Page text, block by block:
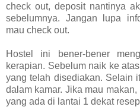
check out, deposit nantinya
sebelumnya. Jangan lupa
mau check out.
Hostel ini bener-bener
kerapian. Sebelum naik ke
yang telah disediakan. Selain
dalam kamar. Jika mau
yang ada di lantai 1 dekat